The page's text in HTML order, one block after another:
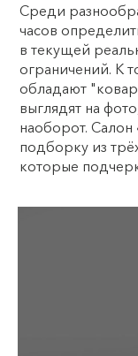
Среди
часов
в текущей
ограничений. К
обладают
выглядят на
наоборот.
подборку из
которые